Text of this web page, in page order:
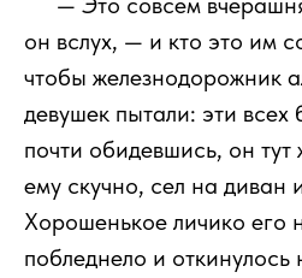
он вслух, — и кто это им
чтобы железнодорожник
девушек пытали: эти
почти обидевшись, он тут
ему скучно, сел на диван
Хорошенькое личико его
побледнело и